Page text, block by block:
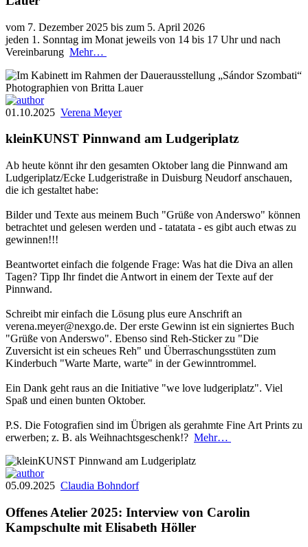
vom 7. Dezember 2025 bis zum 5. April 2026
jeden 1. Sonntag im Monat jeweils von 14 bis 17 Uhr und nach
Vereinbarung Mehr…
01.10.2025 Verena Meyer
kleinKUNST Pinnwand am Ludgeriplatz
Ab heute könnt ihr den gesamten Oktober lang die Pinnwand am
Ludgeriplatz/Ecke Ludgeristraße in Duisburg Neudorf anschauen,
die ich gestaltet habe:
Bilder und Texte aus meinem Buch "Grüße von Anderswo" können
betrachtet und gelesen werden und - tatatata - es gibt auch etwas zu
gewinnen!!!
Beantwortet einfach die folgende Frage: Was hat die Diva an allen
Tagen? Tipp Ihr findet die Antwort in einem der Texte auf der
Pinnwand.
Schreibt mir einfach die Lösung plus eure Anschrift an
verena.meyer@nexgo.de. Der erste Gewinn ist ein signiertes Buch
"Grüße von Anderswo". Ebenso sind Reh-Sticker zu "Die
Zuversicht ist ein scheues Reh" und Überraschungsstüten zum
Kinderbuch "Warte Marte, warte" in der Gewinntrommel.
Ein Dank geht raus an die Initiative "we love ludgeriplatz". Viel
Spaß und einen bunten Oktober.
P.S. Die Fotografien sind im Übrigen als gerahmte Fine Art Prints zu
erwerben; z. B. als Weihnachtsgeschenk!? Mehr…
05.09.2025 Claudia Bohndorf
Offenes Atelier 2025: Interview von Carolin
Kampschulte mit Elisabeth Höller